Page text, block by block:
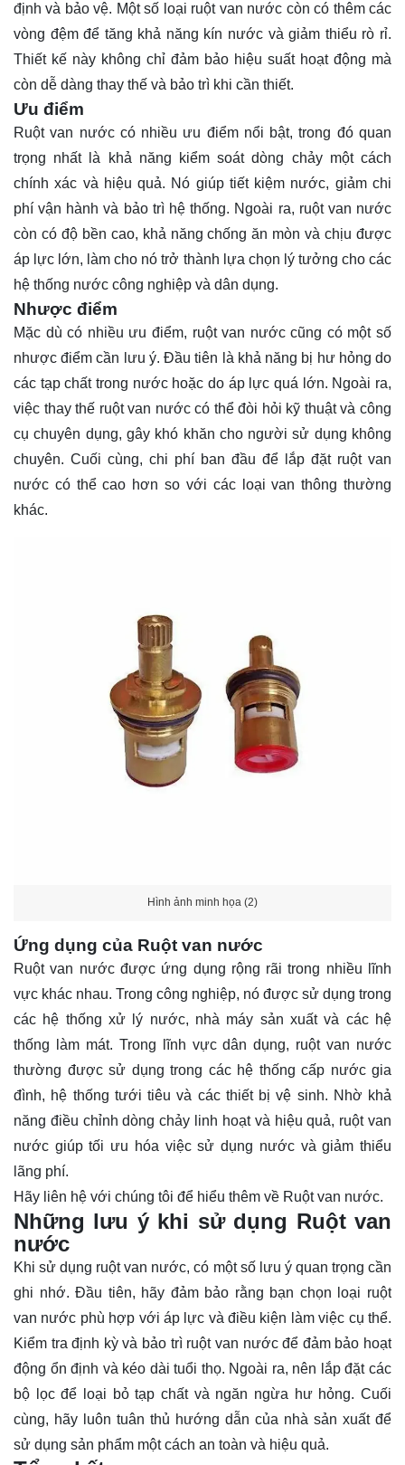
định và bảo vệ. Một số loại ruột van nước còn có thêm các
vòng đệm để tăng khả năng kín nước và giảm thiểu rò rỉ.
Thiết kế này không chỉ đảm bảo hiệu suất hoạt động mà
còn dễ dàng thay thế và bảo trì khi cần thiết.
Ưu điểm
Ruột van nước có nhiều ưu điểm nổi bật, trong đó quan
trọng nhất là khả năng kiểm soát dòng chảy một cách
chính xác và hiệu quả. Nó giúp tiết kiệm nước, giảm chi
phí vận hành và bảo trì hệ thống. Ngoài ra, ruột van nước
còn có độ bền cao, khả năng chống ăn mòn và chịu được
áp lực lớn, làm cho nó trở thành lựa chọn lý tưởng cho các
hệ thống nước công nghiệp và dân dụng.
Nhược điểm
Mặc dù có nhiều ưu điểm, ruột van nước cũng có một số
nhược điểm cần lưu ý. Đầu tiên là khả năng bị hư hỏng do
các tạp chất trong nước hoặc do áp lực quá lớn. Ngoài ra,
việc thay thế ruột van nước có thể đòi hỏi kỹ thuật và công
cụ chuyên dụng, gây khó khăn cho người sử dụng không
chuyên. Cuối cùng, chi phí ban đầu để lắp đặt ruột van
nước có thể cao hơn so với các loại van thông thường
khác.
Hình ảnh minh họa (2)
Ứng dụng của Ruột van nước
Ruột van nước được ứng dụng rộng rãi trong nhiều lĩnh
vực khác nhau. Trong công nghiệp, nó được sử dụng trong
các hệ thống xử lý nước, nhà máy sản xuất và các hệ
thống làm mát. Trong lĩnh vực dân dụng, ruột van nước
thường được sử dụng trong các hệ thống cấp nước gia
đình, hệ thống tưới tiêu và các thiết bị vệ sinh. Nhờ khả
năng điều chỉnh dòng chảy linh hoạt và hiệu quả, ruột van
nước giúp tối ưu hóa việc sử dụng nước và giảm thiểu
lãng phí.
Hãy liên hệ với chúng tôi để hiểu thêm về Ruột van nước.
Những lưu ý khi sử dụng Ruột van
nước
Khi sử dụng ruột van nước, có một số lưu ý quan trọng cần
ghi nhớ. Đầu tiên, hãy đảm bảo rằng bạn chọn loại ruột
van nước phù hợp với áp lực và điều kiện làm việc cụ thể.
Kiểm tra định kỳ và bảo trì ruột van nước để đảm bảo hoạt
động ổn định và kéo dài tuổi thọ. Ngoài ra, nên lắp đặt các
bộ lọc để loại bỏ tạp chất và ngăn ngừa hư hỏng. Cuối
cùng, hãy luôn tuân thủ hướng dẫn của nhà sản xuất để
sử dụng sản phẩm một cách an toàn và hiệu quả.